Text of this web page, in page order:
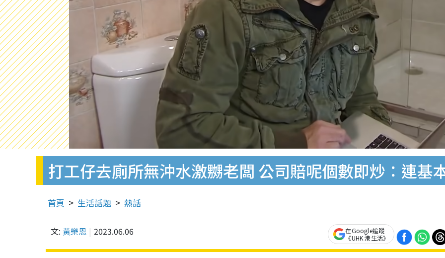
打工仔去廁所無沖水激嬲老闆 公司賠呢個數即炒：連基
首頁 生活話題 熱話
文: 黃樂恩 2023.06.06
在Google追蹤
《UHK 港生活》